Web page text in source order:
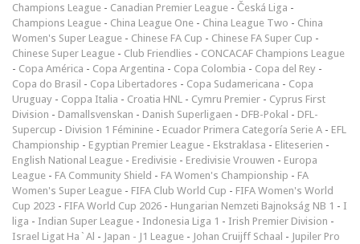
Champions League - Canadian Premier League - Česká Liga -
Champions League - China League One - China League Two - China
Women's Super League - Chinese FA Cup - Chinese FA Super Cup -
Chinese Super League - Club Friendlies - CONCACAF Champions League
- Copa América - Copa Argentina - Copa Colombia - Copa del Rey -
Copa do Brasil - Copa Libertadores - Copa Sudamericana - Copa
Uruguay - Coppa Italia - Croatia HNL - Cymru Premier - Cyprus First
Division - Damallsvenskan - Danish Superligaen - DFB-Pokal - DFL-
Supercup - Division 1 Féminine - Ecuador Primera Categoría Serie A - EFL
Championship - Egyptian Premier League - Ekstraklasa - Eliteserien -
English National League - Eredivisie - Eredivisie Vrouwen - Europa
League - FA Community Shield - FA Women's Championship - FA
Women's Super League - FIFA Club World Cup - FIFA Women's World
Cup 2023 - FIFA World Cup 2026 - Hungarian Nemzeti Bajnokság NB 1 - I
liga - Indian Super League - Indonesia Liga 1 - Irish Premier Division -
Israel Ligat Ha`Al - Japan - J1 League - Johan Cruijff Schaal - Jupiler Pro